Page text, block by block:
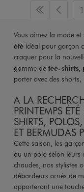
Première
Page 1
Vous aimez la mode
étéidéal pour garçon
craquer pour la
gamme de tee-shirts,
porter avec des
A LA
PRINTEMPS
SHIRTS,
ET BERMUDAS
Cette saison, les
ou un polo selon leurs
chaudes, nos stylistes
débardeurs ornés de
apporteront une